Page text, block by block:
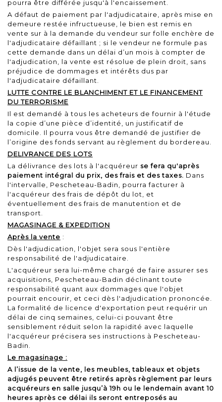
pourra être différée jusqu'à l'encaissement.
A défaut de paiement par l'adjudicataire, après mise en
demeure restée infructueuse, le bien est remis en
vente sur à la demande du vendeur sur folle enchère de
l'adjudicataire défaillant ; si le vendeur ne formule pas
cette demande dans un délai d’un mois à compter de
l'adjudication, la vente est résolue de plein droit, sans
préjudice de dommages et intérêts dus par
l'adjudicataire défaillant.
LUTTE CONTRE LE BLANCHIMENT ET LE FINANCEMENT
DU TERRORISME
Il est demandé à tous les acheteurs de fournir à l'étude
la copie d’une pièce d’identité, un justificatif de
domicile. Il pourra vous être demandé de justifier de
l’origine des fonds servant au règlement du bordereau.
DELIVRANCE DES LOTS
La délivrance des lots à l'acquéreur se fera qu'après
paiement intégral du prix, des frais et des taxes. Dans
l'intervalle, Pescheteau-Badin, pourra facturer à
l'acquéreur des frais de dépôt du lot, et
éventuellement des frais de manutention et de
transport.
MAGASINAGE & EXPEDITION
Après la vente :
Dès l'adjudication, l'objet sera sous l'entière
responsabilité de l'adjudicataire.
L'acquéreur sera lui-même chargé de faire assurer ses
acquisitions, Pescheteau-Badin déclinant toute
responsabilité quant aux dommages que l'objet
pourrait encourir, et ceci dès l'adjudication prononcée.
La formalité de licence d'exportation peut requérir un
délai de cinq semaines, celui-ci pouvant être
sensiblement réduit selon la rapidité avec laquelle
l'acquéreur précisera ses instructions à Pescheteau-
Badin.
Le magasinage :
A l’issue de la vente, les meubles, tableaux et objets
adjugés peuvent être retirés après règlement par leurs
acquéreurs en salle jusqu’à 19h ou le lendemain avant 10
heures après ce délai ils seront entreposés au